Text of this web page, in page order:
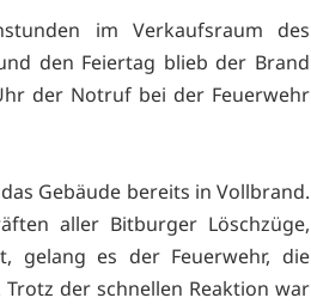
im Verkaufsraum des
den Feiertag blieb der Brand
der Notruf bei der Feuerwehr
Gebäude bereits in Vollbrand.
aller Bitburger Löschzüge,
gelang es der Feuerwehr, die
der schnellen Reaktion war